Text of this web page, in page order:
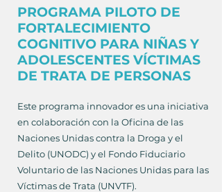
PROGRAMA PILOTO DE
FORTALECIMIENTO
COGNITIVO PARA NIÑAS Y
ADOLESCENTES VÍCTIMAS
DE TRATA DE PERSONAS
Este programa innovador es una iniciativa
en colaboración con la Oficina de las
Naciones Unidas contra la Droga y el
Delito (UNODC) y el Fondo Fiduciario
Voluntario de las Naciones Unidas para las
Víctimas de Trata (UNVTF).​​